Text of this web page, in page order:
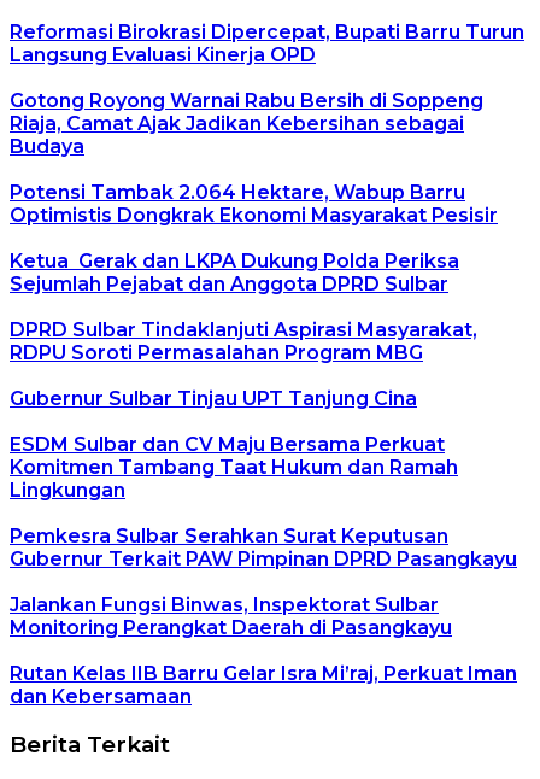
Reformasi Birokrasi Dipercepat, Bupati Barru Turun
Langsung Evaluasi Kinerja OPD
Gotong Royong Warnai Rabu Bersih di Soppeng
Riaja, Camat Ajak Jadikan Kebersihan sebagai
Budaya
Potensi Tambak 2.064 Hektare, Wabup Barru
Optimistis Dongkrak Ekonomi Masyarakat Pesisir
Ketua Gerak dan LKPA Dukung Polda Periksa
Sejumlah Pejabat dan Anggota DPRD Sulbar
DPRD Sulbar Tindaklanjuti Aspirasi Masyarakat,
RDPU Soroti Permasalahan Program MBG
Gubernur Sulbar Tinjau UPT Tanjung Cina
ESDM Sulbar dan CV Maju Bersama Perkuat
Komitmen Tambang Taat Hukum dan Ramah
Lingkungan
Pemkesra Sulbar Serahkan Surat Keputusan
Gubernur Terkait PAW Pimpinan DPRD Pasangkayu
Jalankan Fungsi Binwas, Inspektorat Sulbar
Monitoring Perangkat Daerah di Pasangkayu
Rutan Kelas IIB Barru Gelar Isra Mi’raj, Perkuat Iman
dan Kebersamaan
Berita Terkait